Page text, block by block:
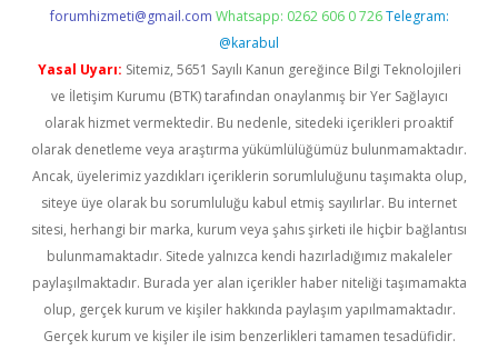
forumhizmeti@gmail.com Whatsapp: 0262 606 0 726 Telegram:
@karabul
Yasal Uyarı: Sitemiz, 5651 Sayılı Kanun gereğince Bilgi Teknolojileri
ve İletişim Kurumu (BTK) tarafından onaylanmış bir Yer Sağlayıcı
olarak hizmet vermektedir. Bu nedenle, sitedeki içerikleri proaktif
olarak denetleme veya araştırma yükümlülüğümüz bulunmamaktadır.
Ancak, üyelerimiz yazdıkları içeriklerin sorumluluğunu taşımakta olup,
siteye üye olarak bu sorumluluğu kabul etmiş sayılırlar. Bu internet
sitesi, herhangi bir marka, kurum veya şahıs şirketi ile hiçbir bağlantısı
bulunmamaktadır. Sitede yalnızca kendi hazırladığımız makaleler
paylaşılmaktadır. Burada yer alan içerikler haber niteliği taşımamakta
olup, gerçek kurum ve kişiler hakkında paylaşım yapılmamaktadır.
Gerçek kurum ve kişiler ile isim benzerlikleri tamamen tesadüfidir.